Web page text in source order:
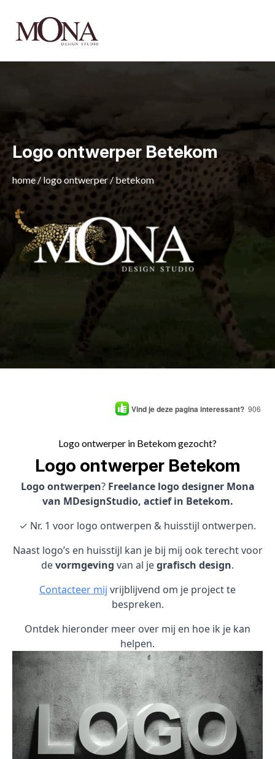
Logo ontwerper Betekom
home/logo ontwerper /betekom
Vind je deze pagina interessant? 906
Logo ontwerper in Betekom gezocht?
Logo ontwerper Betekom
Logo ontwerpen? Freelance logo designer Mona
van MDesignStudio, actief in Betekom.
✓ Nr. 1 voor logo ontwerpen & huisstijl ontwerpen.
Naast logo’s en huisstijl kan je bij mij ook terecht voor
devormgeving van al jegrafisch design.
Contacteer mij vrijblijvend om je project te
bespreken.
Ontdek hieronder meer over mij en hoe ik je kan
helpen.